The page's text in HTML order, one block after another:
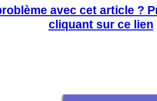
avec cet article ?
cliquant sur ce lien